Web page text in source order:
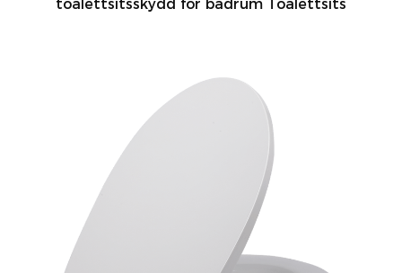
toalettsitsskydd för badrum Toalettsits